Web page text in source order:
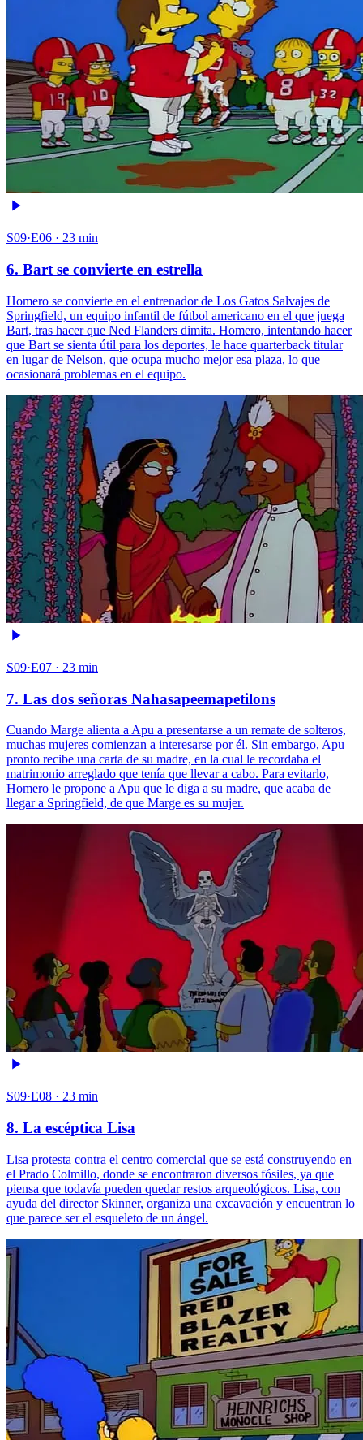
S09·E06 · 23 min
6. Bart se convierte en estrella
Homero se convierte en el entrenador de Los Gatos Salvajes de
Springfield, un equipo infantil de fútbol americano en el que juega
Bart, tras hacer que Ned Flanders dimita. Homero, intentando hacer
que Bart se sienta útil para los deportes, le hace quarterback titular
en lugar de Nelson, que ocupa mucho mejor esa plaza, lo que
ocasionará problemas en el equipo.
S09·E07 · 23 min
7. Las dos señoras Nahasapeemapetilons
Cuando Marge alienta a Apu a presentarse a un remate de solteros,
muchas mujeres comienzan a interesarse por él. Sin embargo, Apu
pronto recibe una carta de su madre, en la cual le recordaba el
matrimonio arreglado que tenía que llevar a cabo. Para evitarlo,
Homero le propone a Apu que le diga a su madre, que acaba de
llegar a Springfield, de que Marge es su mujer.
S09·E08 · 23 min
8. La escéptica Lisa
Lisa protesta contra el centro comercial que se está construyendo en
el Prado Colmillo, donde se encontraron diversos fósiles, ya que
piensa que todavía pueden quedar restos arqueológicos. Lisa, con
ayuda del director Skinner, organiza una excavación y encuentran lo
que parece ser el esqueleto de un ángel.